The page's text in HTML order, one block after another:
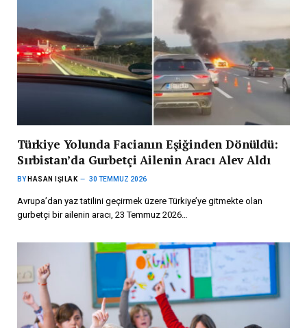
Türkiye Yolunda Facianın Eşiğinden Dönüldü:
Sırbistan’da Gurbetçi Ailenin Aracı Alev Aldı
BY HASAN IŞILAK 30 TEMMUZ 2026
Avrupa’dan yaz tatilini geçirmek üzere Türkiye’ye gitmekte olan
gurbetçi bir ailenin aracı, 23 Temmuz 2026…